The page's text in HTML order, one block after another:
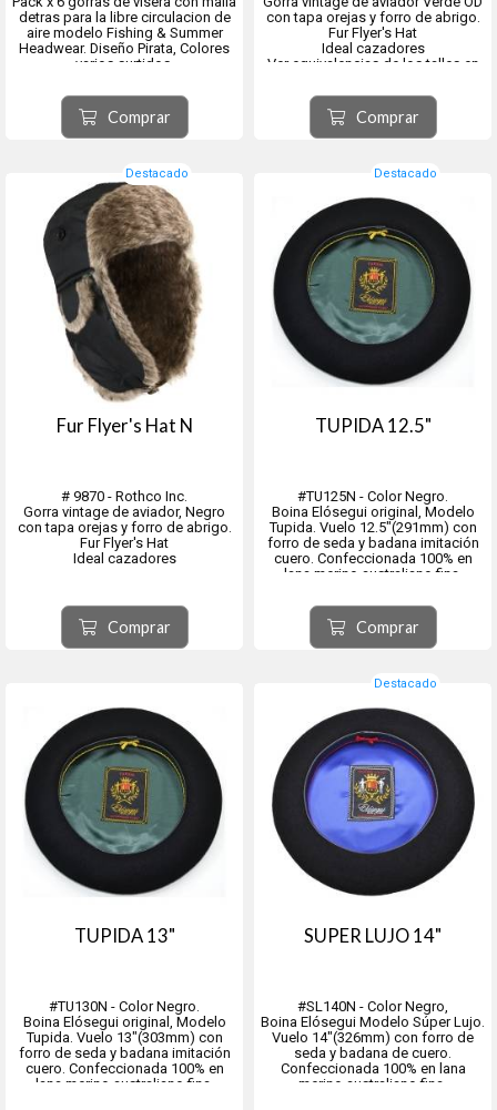
detras para la libre circulacion de
aire modelo Fishing & Summer
Headwear. Diseño Pirata, Colores
varios surtidos.
Comprar
con tapa orejas y forro de abrigo.
Fur Flyer's Hat
Ideal cazadores
Ver equivalencias de los talles en
Comprar
Destacado
Fur Flyer's Hat N
# 9870 - Rothco Inc.
Gorra vintage de aviador, Negro
con tapa orejas y forro de abrigo.
Fur Flyer's Hat
Ideal cazadores
la segunda imagen.
Comprar
Destacado
TUPIDA 12.5"
#TU125N - Color Negro.
Boina Elósegui original, Modelo
Tupida. Vuelo 12.5"(291mm) con
forro de seda y badana imitación
cuero. Confeccionada 100% en
lana merino australiano fina.
Origen ciudad de Tolosa, provincia
de Guipúzcoa, comunidad
autónoma del País Vasco, Esp...
Comprar
TUPIDA 13"
#TU130N - Color Negro.
Boina Elósegui original, Modelo
Tupida. Vuelo 13"(303mm) con
forro de seda y badana imitación
cuero. Confeccionada 100% en
lana merino australiano fina.
Destacado
SUPER LUJO 14"
#SL140N - Color Negro,
Boina Elósegui Modelo Súper Lujo.
Vuelo 14"(326mm) con forro de
seda y badana de cuero.
Confeccionada 100% en lana
merino australiano fina.